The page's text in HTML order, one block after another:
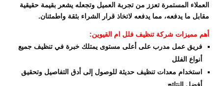
العملاء المستمرة تعزز من تجربة العميل وتجعله يشعر بقيمة حقيقية
مقابل ما يدفعه، مما يدفعه لاتخاذ قرار الشراء بثقة واطمئنان.
أهم مميزات شركة تنظيف فلل ام القيوين:
فريق عمل مدرب على أعلى مستوى يمتلك خبرة في تنظيف جميع
أنواع الفلل
استخدام معدات تنظيف حديثة للوصول إلى أدق التفاصيل وتحقيق
أفضل النتائج